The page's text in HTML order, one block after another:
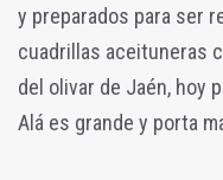
y preparados para ser
cuadrillas aceituneras
del olivar de Jaén, hoy
Alá es grande y porta